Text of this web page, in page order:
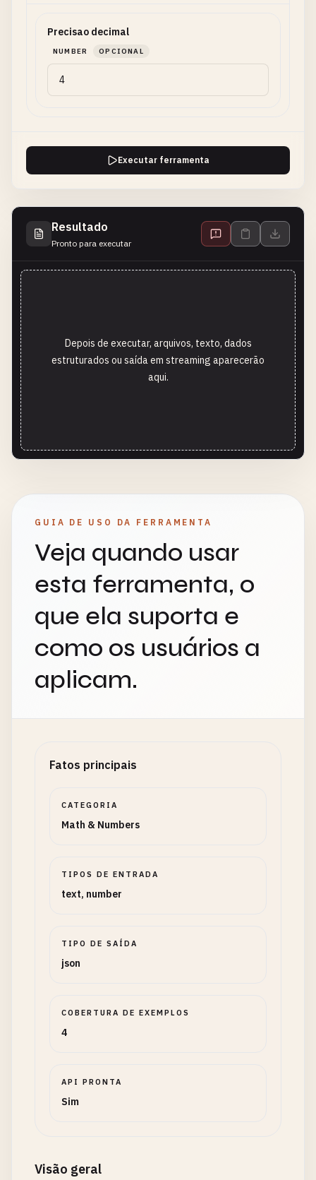
Precisao decimal
NUMBER OPCIONAL
Executar ferramenta
Resultado
Pronto para executar
Depois de executar, arquivos, texto, dados
estruturados ou saída em streaming aparecerão
aqui.
GUIA DE USO DA FERRAMENTA
Veja quando usar
esta ferramenta, o
que ela suporta e
como os usuários a
aplicam.
Fatos principais
CATEGORIA
Math & Numbers
TIPOS DE ENTRADA
text, number
TIPO DE SAÍDA
json
COBERTURA DE EXEMPLOS
4
API PRONTA
Sim
Visão geral